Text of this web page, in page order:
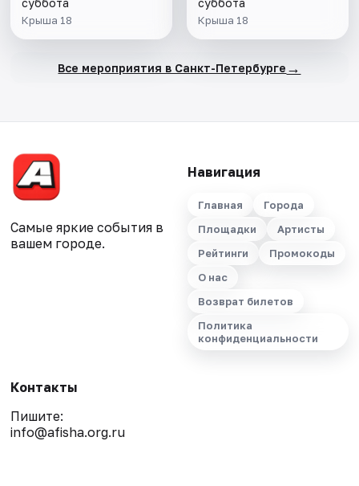
суббота
Крыша 18
суббота
Крыша 18
Все мероприятия в Санкт-Петербурге →
Самые яркие события в
вашем городе.
Навигация
Главная
Города
Площадки
Артисты
Рейтинги
Промокоды
О нас
Возврат билетов
Политика
конфиденциальности
Контакты
Пишите:
info@afisha.org.ru